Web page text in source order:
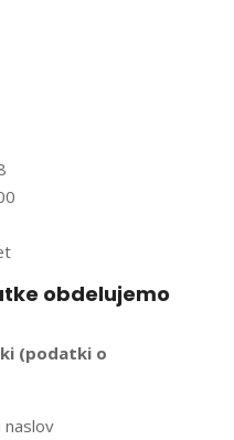
obdelujemo
(podatki o
naslov